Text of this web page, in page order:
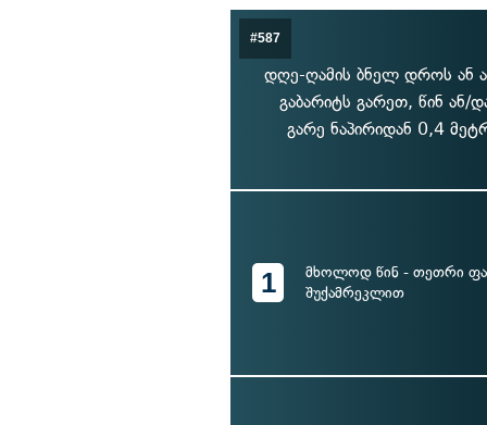
#587
დღე-ღამის ბნელ დროს ან
გაბარიტს გარეთ, წინ ან/
გარე ნაპირიდან 0,4
1
მხოლოდ წინ - თეთრი
შუქამრეკლით